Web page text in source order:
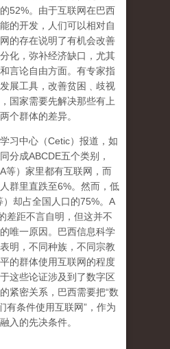
52%。由于互联网在巴西
的开发，人们可以相对自
的存在说明了有机会改善
化，弥补经济缺口，尤其
言论自由方面。有专家指
展工具，改善贫困﹑歧视
国家需要先解决那些有上
个群体的差异。
习中心（Cetic）报道，如
分成ABCDE五个类别，
等）家里都有互联网，而
群里直跌至6%。然而，低
却占全国人口的75%。A
差距不言自明，但这并不
唯一原因。巴西信息科学
明，不同种族，不同宗教
的群体使用互联网的程度
这些论证涉及到了数字区
紧密关系，巴西需要把“数
有条件使用互联网”，作为
入的先决条件。